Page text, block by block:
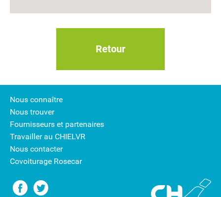
Retour
Nous connaître
Nous trouver
Fournisseurs et partenaires
Travailler au CHIELVR
Nous contacter
Covoiturage Rosecar